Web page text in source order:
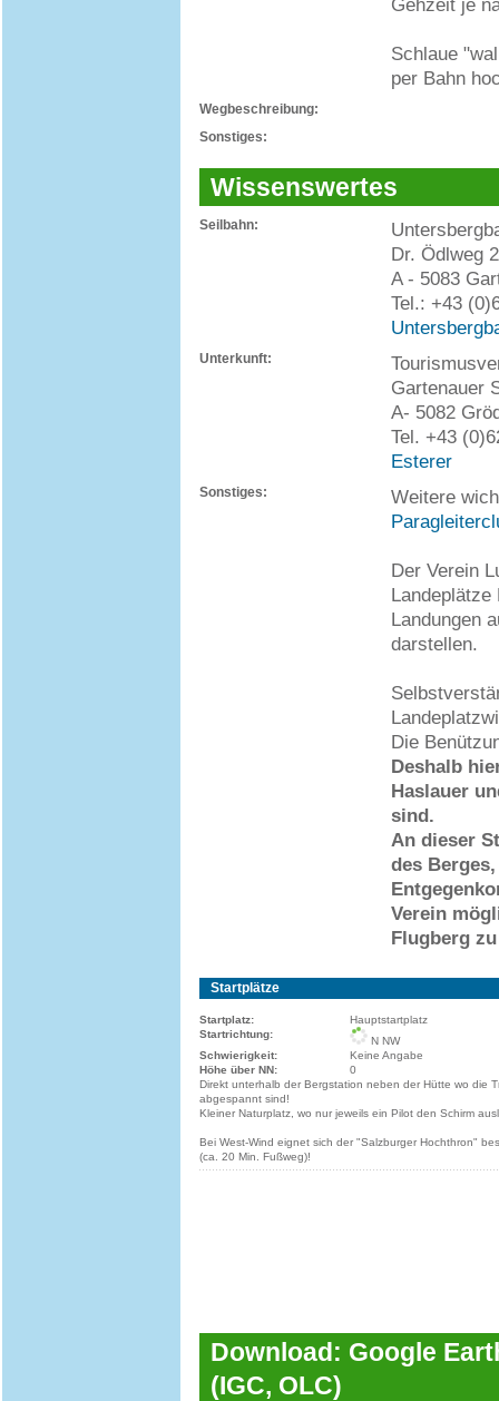
Gehzeit je
Schlaue
per Bahn
Wegbeschreibung:
Sonstiges:
Wissenswertes
Seilbahn:
Dr. Ödlweg 2
A - 5083
Tel.: +43
Unterkunft:
Gartenauer
A- 5082
Tel. +43
Esterer
Sonstiges:
Weitere
Der Verein
Landungen
darstellen.
Die
Deshalb
Haslauer
sind.
An dieser
des
Verein
Flugberg
Startplätze
Startplatz:
Hauptstartplatz
Startrichtung:
N NW
Schwierigkeit:
Keine Angabe
Höhe über NN:
0
Direkt unterhalb der Bergstation neben der Hütte wo die
abgespannt sind!
Kleiner Naturplatz, wo nur jeweils ein Pilot den Schirm
Bei West-Wind eignet sich der "Salzburger Hochthron"
(ca. 20 Min. Fußweg)!
Download: Google
(IGC, OLC)